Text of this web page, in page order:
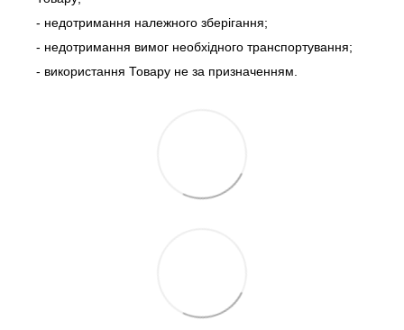
- недотримання належного зберігання;
- недотримання вимог необхідного транспортування;
- використання Товару не за призначенням.